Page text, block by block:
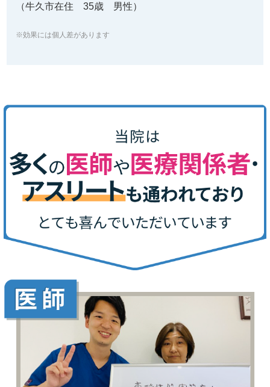
（牛久市在住 35歳 男性）
※効果には個人差があります